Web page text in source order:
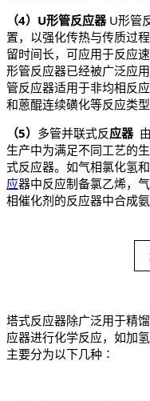
（4）U形管反应器U形管
置，以强化传热与传质过
留时间长，可应用于反应
形管反应器已经被广泛应
管反应器适用于非均相反
和蒽醌连续磺化等反应类型
（5） 多管并联式反应器由
生产中为满足不同工艺的
式反应器。如气相氯化氢
应器中反应制备氯乙烯，
相催化剂的反应器中合成氨
塔式反应器除广泛用于精
应器进行化学反应，如加
主要分为以下几种∶